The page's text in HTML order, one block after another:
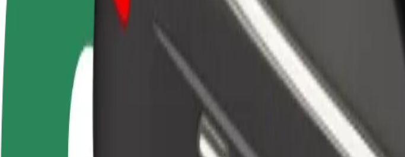
Gūsti ieņēmumus, kā
Kļūsti par kurjeru
Piegādā ēdienu un saņem izmaksu
Pievieno restorānu vai veikalu
Sasniedz vairāk klientu un paaugstini
ieņēmumus
Kā nokļūt no: Univerzitná nemocnica Louisa Pasteura uz: Gloria Palac
Tev no: Univerzitná nemocnica Louisa Pasteura jānokļūst uz: Gloria Palac? Uzzini, kuri pakalpojumi